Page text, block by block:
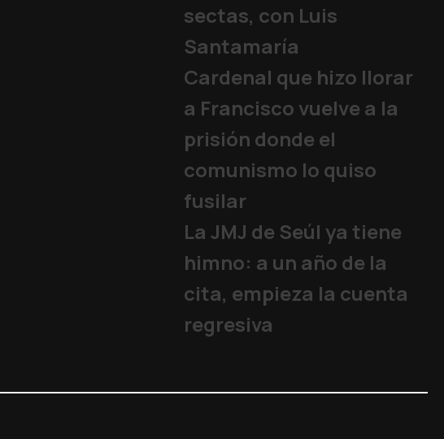
sectas, con Luis
Santamaría
Cardenal que hizo llorar
a Francisco vuelve a la
prisión donde el
comunismo lo quiso
fusilar
La JMJ de Seúl ya tiene
himno: a un año de la
cita, empieza la cuenta
regresiva